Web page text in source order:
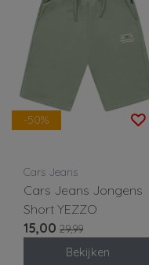
-50%
Cars Jeans
Cars Jeans Jongens
Short YEZZO
15,00 29,99
Bekijken